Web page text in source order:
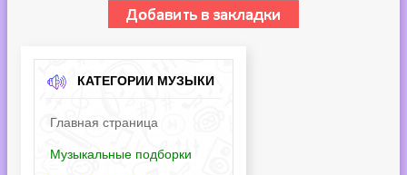
КАТЕГОРИИ МУЗЫКИ
Главная страница
Музыкальные подборки